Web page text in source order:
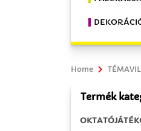
Home
Termék